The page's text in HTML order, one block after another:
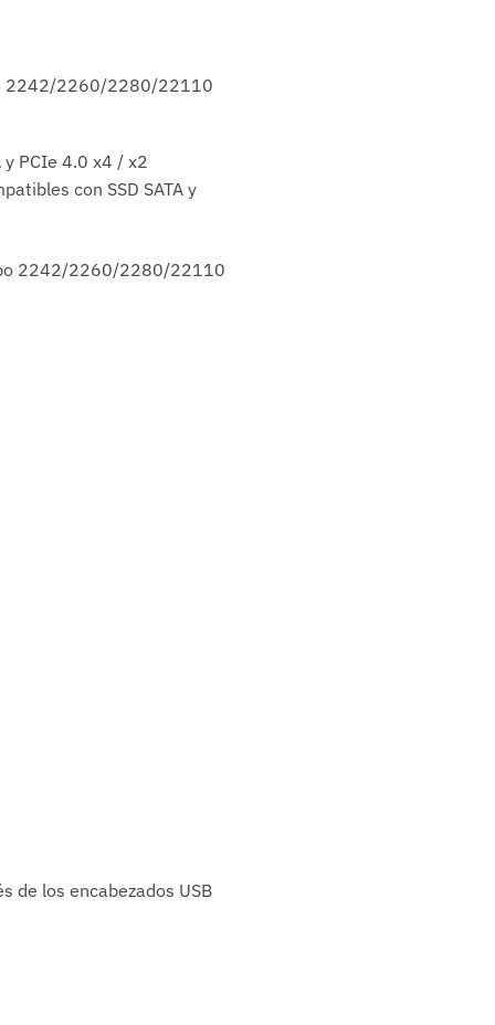
2242/2260/2280/22110
y PCIe 4.0 x4 / x2
con SSD SATA y
2242/2260/2280/22110
de los encabezados USB